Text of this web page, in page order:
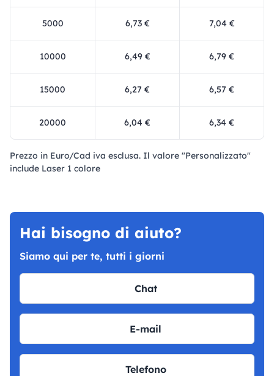
5000 6,73 € 7,04 €
10000 6,49 € 6,79 €
15000 6,27 € 6,57 €
20000 6,04 € 6,34 €
Prezzo in Euro/Cad iva esclusa. Il valore "Personalizzato"
include Laser 1 colore
Hai bisogno di aiuto?
Siamo qui per te, tutti i giorni
Chat
E-mail
Telefono